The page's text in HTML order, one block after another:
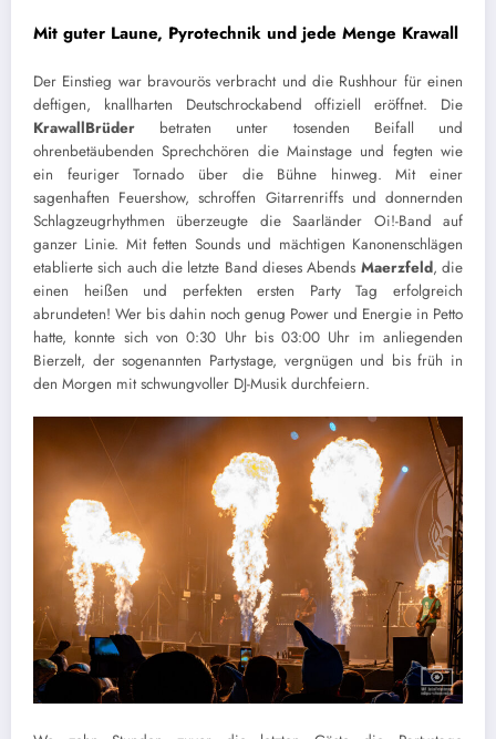
Mit guter Laune, Pyrotechnik und jede Menge Krawall
Der Einstieg war bravourös verbracht und die Rushhour für einen
deftigen, knallharten Deutschrockabend offiziell eröffnet. Die
KrawallBrüder betraten unter tosenden Beifall und
ohrenbetäubenden Sprechchören die Mainstage und fegten wie
ein feuriger Tornado über die Bühne hinweg. Mit einer
sagenhaften Feuershow, schroffen Gitarrenriffs und donnernden
Schlagzeugrhythmen überzeugte die Saarländer Oi!-Band auf
ganzer Linie. Mit fetten Sounds und mächtigen Kanonenschlägen
etablierte sich auch die letzte Band dieses Abends Maerzfeld, die
einen heißen und perfekten ersten Party Tag erfolgreich
abrundeten! Wer bis dahin noch genug Power und Energie in Petto
hatte, konnte sich von 0:30 Uhr bis 03:00 Uhr im anliegenden
Bierzelt, der sogenannten Partystage, vergnügen und bis früh in
den Morgen mit schwungvoller DJ-Musik durchfeiern.